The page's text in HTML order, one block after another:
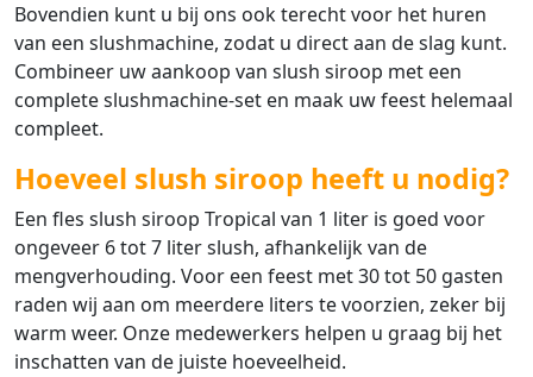
Bovendien kunt u bij ons ook terecht voor het huren
van een slushmachine, zodat u direct aan de slag kunt.
Combineer uw aankoop van slush siroop met een
complete slushmachine-set en maak uw feest helemaal
compleet.
Hoeveel slush siroop heeft u nodig?
Een fles slush siroop Tropical van 1 liter is goed voor
ongeveer 6 tot 7 liter slush, afhankelijk van de
mengverhouding. Voor een feest met 30 tot 50 gasten
raden wij aan om meerdere liters te voorzien, zeker bij
warm weer. Onze medewerkers helpen u graag bij het
inschatten van de juiste hoeveelheid.